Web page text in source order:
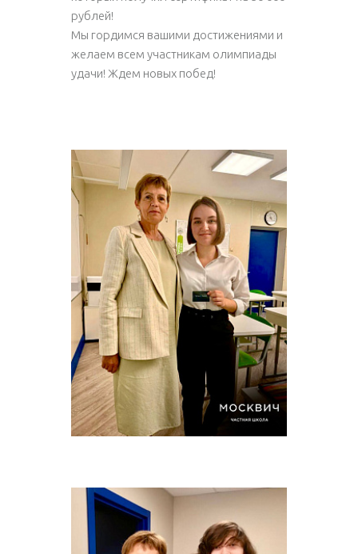
рублей!
Мы гордимся вашими достижениями и
желаем всем участникам олимпиады
удачи! Ждем новых побед!